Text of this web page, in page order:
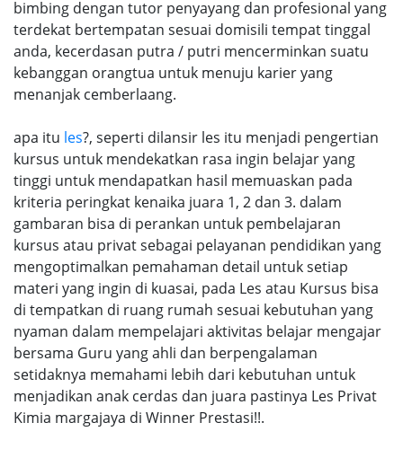
bimbing dengan tutor penyayang dan profesional yang
terdekat bertempatan sesuai domisili tempat tinggal
anda, kecerdasan putra / putri mencerminkan suatu
kebanggan orangtua untuk menuju karier yang
menanjak cemberlaang.
apa itu les?, seperti dilansir les itu menjadi pengertian
kursus untuk mendekatkan rasa ingin belajar yang
tinggi untuk mendapatkan hasil memuaskan pada
kriteria peringkat kenaika juara 1, 2 dan 3. dalam
gambaran bisa di perankan untuk pembelajaran
kursus atau privat sebagai pelayanan pendidikan yang
mengoptimalkan pemahaman detail untuk setiap
materi yang ingin di kuasai, pada Les atau Kursus bisa
di tempatkan di ruang rumah sesuai kebutuhan yang
nyaman dalam mempelajari aktivitas belajar mengajar
bersama Guru yang ahli dan berpengalaman
setidaknya memahami lebih dari kebutuhan untuk
menjadikan anak cerdas dan juara pastinya Les Privat
Kimia margajaya di Winner Prestasi!!.